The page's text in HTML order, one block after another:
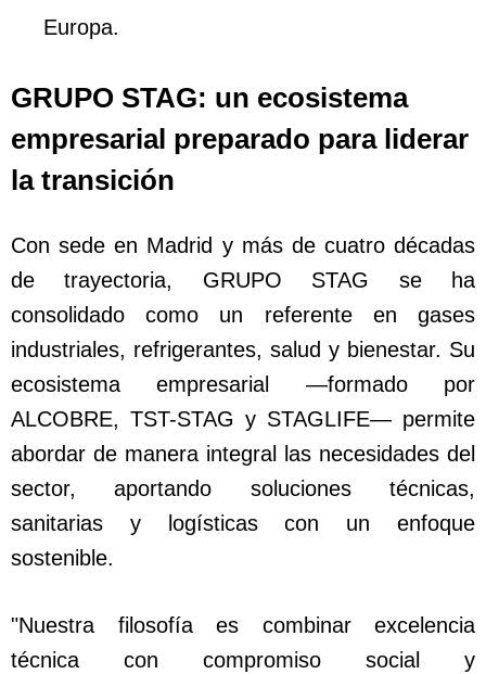
Europa.
GRUPO STAG: un ecosistema
empresarial preparado para liderar
la transición
Con sede en Madrid y más de cuatro décadas
de trayectoria, GRUPO STAG se ha
consolidado como un referente en gases
industriales, refrigerantes, salud y bienestar. Su
ecosistema empresarial —formado por
ALCOBRE, TST-STAG y STAGLIFE— permite
abordar de manera integral las necesidades del
sector, aportando soluciones técnicas,
sanitarias y logísticas con un enfoque
sostenible.
"Nuestra filosofía es combinar excelencia
técnica con compromiso social y